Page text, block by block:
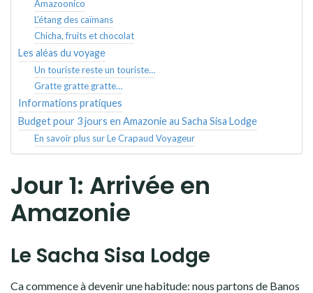
Amazoonico
L’étang des caïmans
Chicha, fruits et chocolat
Les aléas du voyage
Un touriste reste un touriste…
Gratte gratte gratte…
Informations pratiques
Budget pour 3 jours en Amazonie au Sacha Sisa Lodge
En savoir plus sur Le Crapaud Voyageur
Jour 1: Arrivée en
Amazonie
Le Sacha Sisa Lodge
Ca commence à devenir une habitude: nous partons de Banos